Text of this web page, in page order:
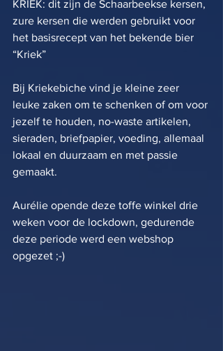
KRIEK: dit zijn de Schaarbeekse kersen,
zure kersen die werden gebruikt voor
het basisrecept van het bekende bier
“Kriek”
Bij Kriekebiche vind je kleine zeer
leuke zaken om te schenken of om voor
jezelf te houden, no-waste artikelen,
sieraden, briefpapier, voeding, allemaal
lokaal en duurzaam en met passie
gemaakt.
Aurélie opende deze toffe winkel drie
weken voor de lockdown, gedurende
deze periode werd een webshop
opgezet ;-)